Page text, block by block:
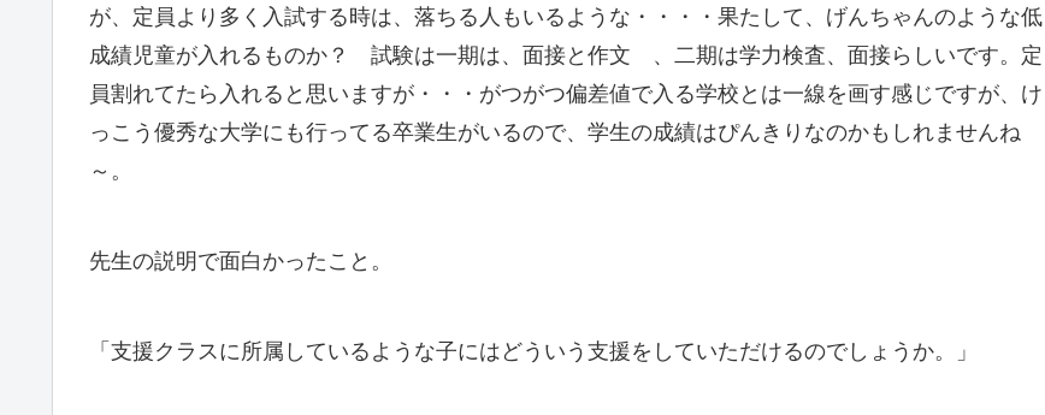
が、定員より多く入試する時は、落ちる人もいるような・・・・果たして、げんちゃんのような低
成績児童が入れるものか？ 試験は一期は、面接と作文 、二期は学力検査、面接らしいです。定
員割れてたら入れると思いますが・・・がつがつ偏差値で入る学校とは一線を画す感じですが、け
っこう優秀な大学にも行ってる卒業生がいるので、学生の成績はぴんきりなのかもしれませんね
～。
先生の説明で面白かったこと。
「支援クラスに所属しているような子にはどういう支援をしていただけるのでしょうか。」